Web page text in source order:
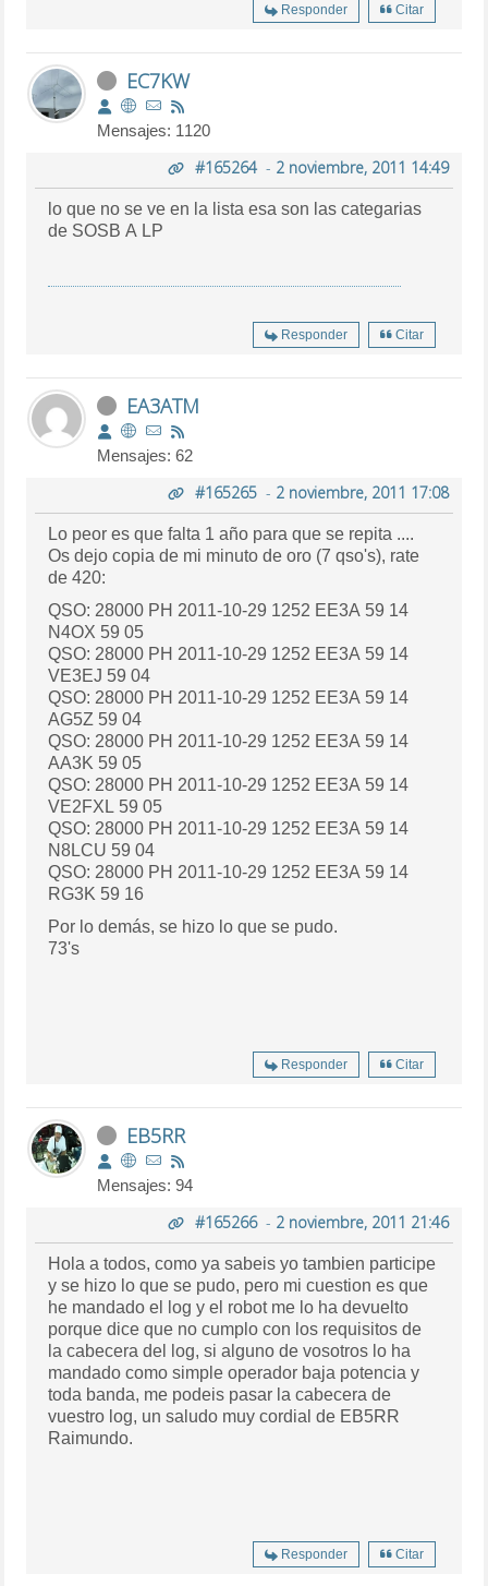
Responder Citar
EC7KW
Mensajes: 1120
#165264- 2 noviembre, 2011 14:49
lo que no se ve en la lista esa son las categarias
de SOSB A LP
Responder Citar
EA3ATM
Mensajes: 62
#165265- 2 noviembre, 2011 17:08
Lo peor es que falta 1 año para que se repita ....
Os dejo copia de mi minuto de oro (7 qso's), rate
de 420:
QSO: 28000 PH 2011-10-29 1252 EE3A 59 14
N4OX 59 05
QSO: 28000 PH 2011-10-29 1252 EE3A 59 14
VE3EJ 59 04
QSO: 28000 PH 2011-10-29 1252 EE3A 59 14
AG5Z 59 04
QSO: 28000 PH 2011-10-29 1252 EE3A 59 14
AA3K 59 05
QSO: 28000 PH 2011-10-29 1252 EE3A 59 14
VE2FXL 59 05
QSO: 28000 PH 2011-10-29 1252 EE3A 59 14
N8LCU 59 04
QSO: 28000 PH 2011-10-29 1252 EE3A 59 14
RG3K 59 16
Por lo demás, se hizo lo que se pudo.
73's
Responder Citar
EB5RR
Mensajes: 94
#165266- 2 noviembre, 2011 21:46
Hola a todos, como ya sabeis yo tambien participe
y se hizo lo que se pudo, pero mi cuestion es que
he mandado el log y el robot me lo ha devuelto
porque dice que no cumplo con los requisitos de
la cabecera del log, si alguno de vosotros lo ha
mandado como simple operador baja potencia y
toda banda, me podeis pasar la cabecera de
vuestro log, un saludo muy cordial de EB5RR
Raimundo.
Responder Citar